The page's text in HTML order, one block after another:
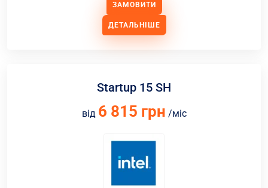
ЗАМОВИТИ
ДЕТАЛЬНІШЕ
Startup 15 SH
від 6 815 грн /міс